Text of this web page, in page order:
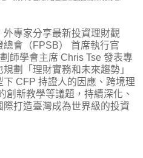
專家分享最新投資理財觀
會（FPSB） 首席執行官
師學會主席 Chris Tse 發表專
劃「理財實務和未來趨勢」
CFP 持證人的因應、跨境理
創新教學等議題，持續深化、
打造臺灣成為世界級的投資